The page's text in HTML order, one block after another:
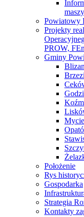
Powiatowy
Projekty
PROW,
Gminy
Położenie
Rys
Gospodarka
Strategia
Kontakty